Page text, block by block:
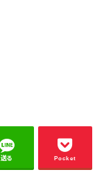
送る Pocket